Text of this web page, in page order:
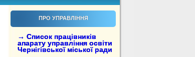
ПРО УПРАВЛІННЯ
→ Список працівників
апарату управління освіти
Чернігівської міської ради